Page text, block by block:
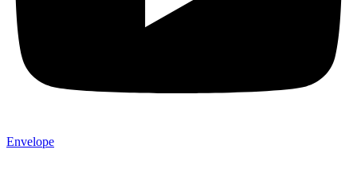
Envelope